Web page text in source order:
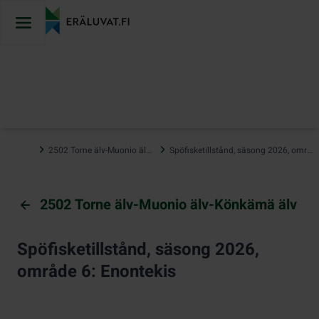
… 2502 Torne älv-Muonio älv-Könkämä älv Spöfisketillstånd, säsong 2026, område 6: Enontekis
2502 Torne älv-Muonio älv-Könkämä älv
Spöfisketillstånd, säsong 2026,
område 6: Enontekis